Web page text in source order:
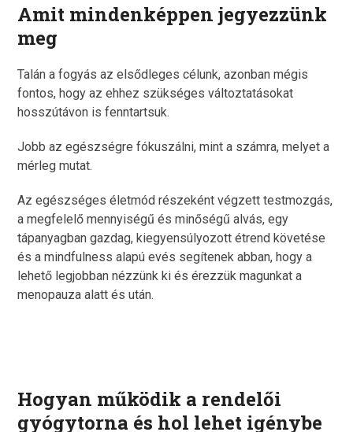
Amit mindenképpen jegyezzünk
meg
Talán a fogyás az elsődleges célunk, azonban mégis
fontos, hogy az ehhez szükséges változtatásokat
hosszútávon is fenntartsuk.
Jobb az egészségre fókuszálni, mint a számra, melyet a
mérleg mutat.
Az egészséges életmód részeként végzett testmozgás,
amegfelelő mennyiségű és minőségű alvás, egy
tápanyagban gazdag, kiegyensúlyozott étrend követése
és a mindfulness alapú evés segítenek abban, hogy a
lehető legjobban nézzünk ki és érezzük magunkat a
menopauza alatt és után.
Hogyan működik a rendelői
gyógytorna és hol lehet igénybe